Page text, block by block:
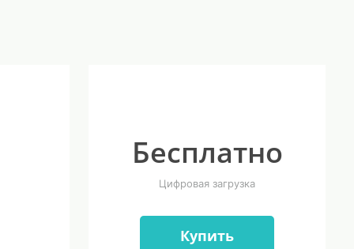
Бесплатно
Цифровая загрузка
Купить